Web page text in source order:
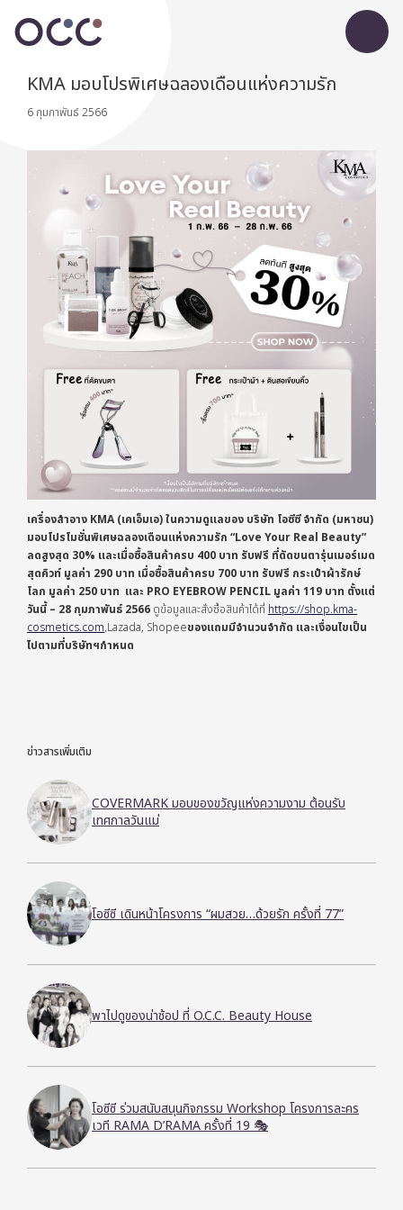
KMA มอบโปรพิเศษฉลองเดือนแห่งความรัก
6 กุมภาพันธ์ 2566
เครื่องสำอาง KMA (เคเอ็มเอ) ในความดูแลของ บริษัท โอซีซี จำกัด (มหาชน)
มอบโปรโมชั่นพิเศษฉลองเดือนแห่งความรัก “Love Your Real Beauty”
ลดสูงสุด 30% และเมื่อซื้อสินค้าครบ 400 บาท รับฟรี ที่ดัดขนตารุ่นเมอร์เมด
สุดคิวท์ มูลค่า 290 บาท เมื่อซื้อสินค้าครบ 700 บาท รับฟรี กระเป๋าผ้ารักษ์
โลก มูลค่า 250 บาท และ PRO EYEBROW PENCIL มูลค่า 119 บาท ตั้งแต่
วันนี้ – 28 กุมภาพันธ์ 2566 ดูข้อมูลและสั่งซื้อสินค้าได้ที่ https://shop.kma-
cosmetics.com,Lazada, Shopeeของแถมมีจำนวนจำกัด และเงื่อนไขเป็น
ไปตามที่บริษัทฯกำหนด
ข่าวสารเพิ่มเติม
COVERMARK มอบของขวัญแห่งความงาม ต้อนรับ
เทศกาลวันแม่
โอซีซี เดินหน้าโครงการ “ผมสวย…ด้วยรัก ครั้งที่ 77”
พาไปดูของน่าช้อป ที่ O.C.C. Beauty House
โอซีซี ร่วมสนับสนุนกิจกรรม Workshop โครงการละคร
เวที RAMA D’RAMA ครั้งที่ 19 🎭